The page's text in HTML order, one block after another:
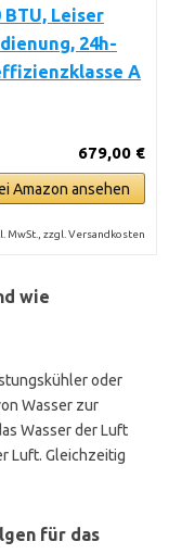
Leiser
24h-
A
679,00 €
Amazon ansehen
MwSt., zzgl. Versandkosten
wie
oder
Wasser zur
Wasser der Luft
Luft. Gleichzeitig
für das